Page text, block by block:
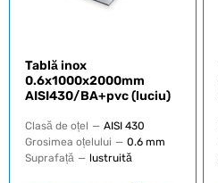
Tablă inox
0.6х1000х2000mm
AISI430/BA+pvc (luciu)
Clasă de oțel — AISI 430
Grosimea oțelului — 0.6 mm
Suprafață — lustruită